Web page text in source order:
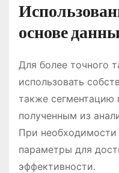
основе
Для более точного
использовать
также сегментацию
полученным из
При
параметры для
эффективности.